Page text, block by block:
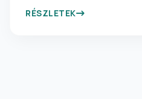
látnivalóival élmények
RÉSZLETEK